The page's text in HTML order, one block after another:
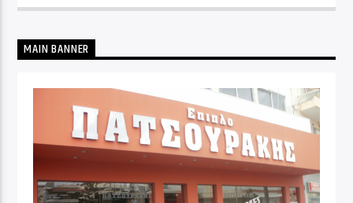
MAIN BANNER